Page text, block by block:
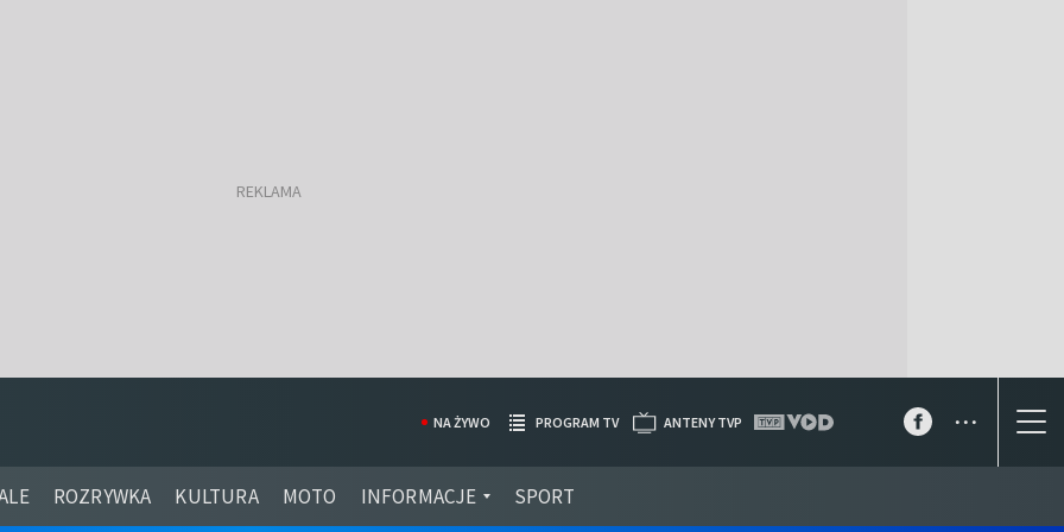
ROZRYWKA KULTURA MOTO INFORMACJE SPORT
NA ŻYWO PROGRAM TV ANTENY TVP ...